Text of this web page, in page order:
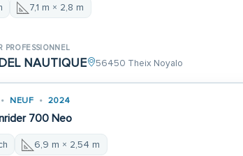
7,1 m × 2,8 m
PROFESSIONNEL
NAUTIQUE 56450 Theix Noyalo
NEUF 2024
700 Neo
6,9 m × 2,54 m